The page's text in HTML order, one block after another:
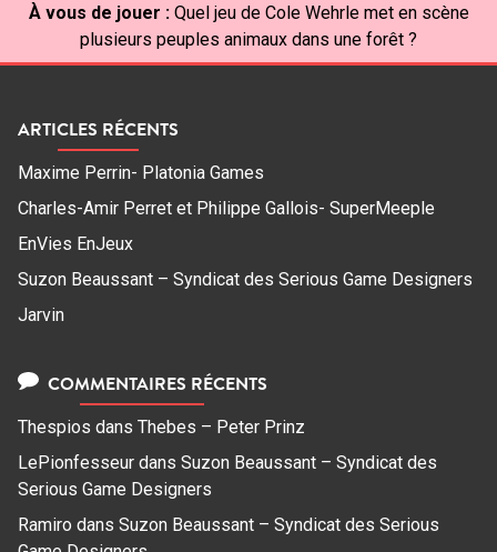
À vous de jouer : Quel jeu de Cole Wehrle met en scène
plusieurs peuples animaux dans une forêt ?
ARTICLES RÉCENTS
Maxime Perrin- Platonia Games
Charles-Amir Perret et Philippe Gallois- SuperMeeple
EnVies EnJeux
Suzon Beaussant – Syndicat des Serious Game Designers
Jarvin
COMMENTAIRES RÉCENTS
Thespios dans Thebes – Peter Prinz
LePionfesseur dans Suzon Beaussant – Syndicat des
Serious Game Designers
Ramiro dans Suzon Beaussant – Syndicat des Serious